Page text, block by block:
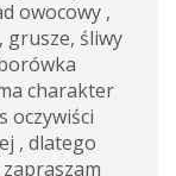
owocowy ,
grusze, śliwy
charakter
oczywiści
, dlatego